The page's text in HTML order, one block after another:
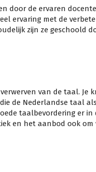
door de ervaren
ervaring met de
zijn ze geschoold
van de taal. Je
de Nederlandse taal
taalbevordering er in
en het aanbod ook om